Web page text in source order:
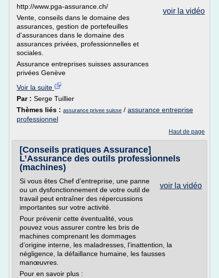
voir la vidéo
http://www.pga-assurance.ch/
Vente, conseils dans le domaine des
assurances, gestion de portefeuilles
d'assurances dans le domaine des
assurances privées, professionnelles et
sociales.
Assurance entreprises suisses assurances
privées Genève
Voir la suite
Par : Serge Tuillier
Thèmes liés : assurance privee suisse / assurance entreprise
professionnel
Haut de page
[Conseils pratiques Assurance]
L’Assurance des outils professionnels
(machines)
voir la vidéo
Si vous êtes Chef d’entreprise, une panne
ou un dysfonctionnement de votre outil de
travail peut entraîner des répercussions
importantes sur votre activité.
Pour prévenir cette éventualité, vous
pouvez vous assurer contre les bris de
machines comprenant les dommages
d’origine interne, les maladresses, l’inattention, la
négligence, la défaillance humaine, les fausses
manœuvres.
Pour en savoir plus :